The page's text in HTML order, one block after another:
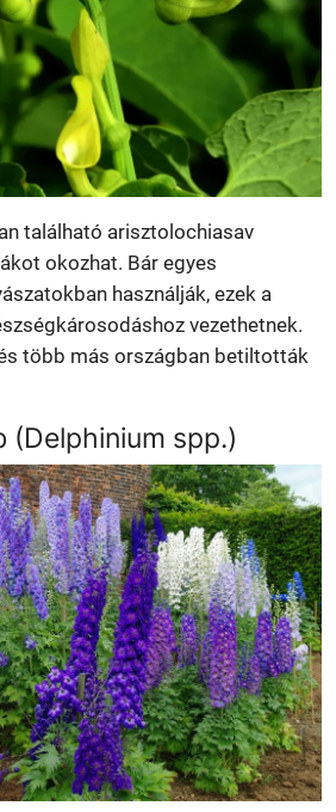
található arisztolochiasav
okozhat. Bár egyes
használják, ezek a
vezethetnek.
több más országban betiltották
(Delphinium spp.)